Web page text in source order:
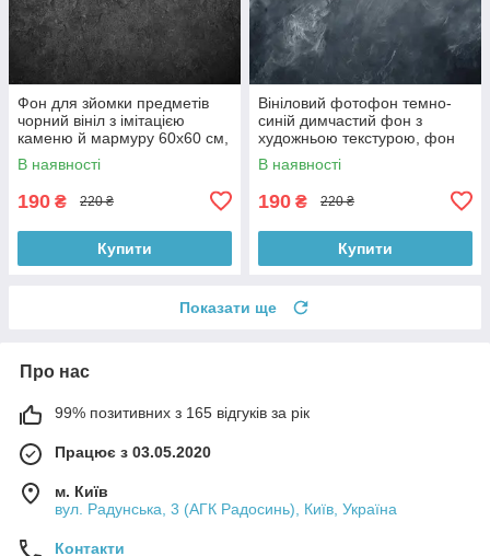
Фон для зйомки предметів
чорний вініл з імітацією
каменю й мармуру 60x60 см,
№550006
В наявності
190 ₴ 220 ₴
Купити
Вініловий фотофон темно-
синій димчастий фон з
художньою текстурою, фон
для фото 60x60 см,
№551759
В наявності
190 ₴ 220 ₴
Купити
Показати ще
Про нас
99% позитивних з 165 відгуків за рік
Працює з 03.05.2020
м. Київ
вул. Радунська, 3 (АГК Радосинь), Київ, Україна
Контакти